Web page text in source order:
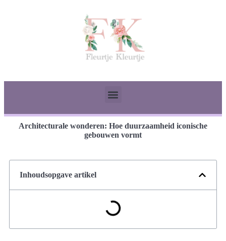
Architecturale wonderen: Hoe duurzaamheid iconische
gebouwen vormt
Inhoudsopgave artikel